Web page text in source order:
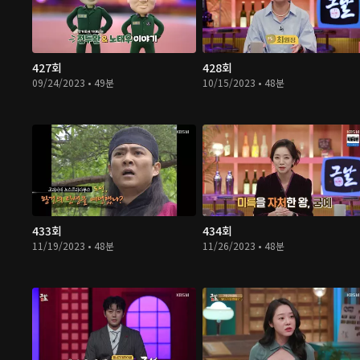
427회
09/24/2023 • 49분
428회
10/15/2023 • 48분
433회
11/19/2023 • 48분
434회
11/26/2023 • 48분